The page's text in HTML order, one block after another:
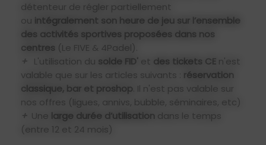
détenteur de régler partiellement
ou intégralement son heure de jeu sur l’ensemble
des activités sportives proposées dans nos
centres (Le FIVE & 4Padel).
+ L'utilisation du solde FID' et des tickets CE n'est
valable que sur les articles suivants : réservation
classique, bar et proshop . Il n'est pas valable sur
nos offres (ligues, annivs, bubble, séminaires, etc)
+ Une large durée d’utilisation dans le temps
(entre 12 et 24 mois)